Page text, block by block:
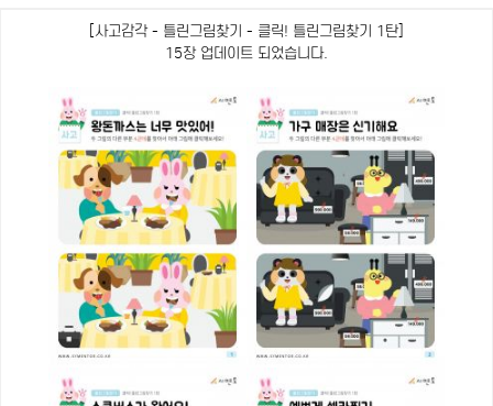
[사고감각 - 틀린그림찾기 - 클릭! 틀린그림찾기 1탄]
15장 업데이트 되었습니다.